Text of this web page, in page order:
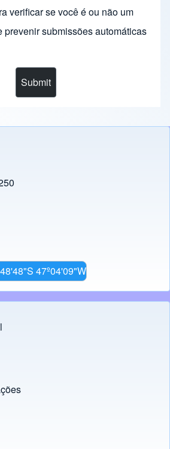
verificar se você é ou não um
prevenir submissões automáticas
47º04'09"W